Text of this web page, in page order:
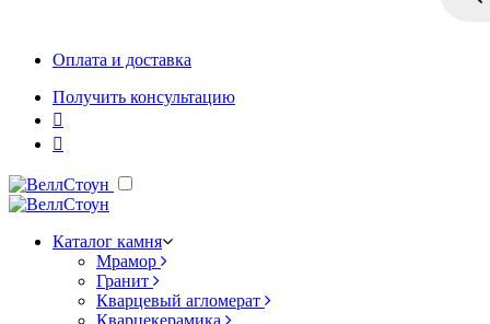
Оплата и доставка
Получить консультацию
Каталог камня
Мрамор
Гранит
Кварцевый агломерат
Кварцекерамика